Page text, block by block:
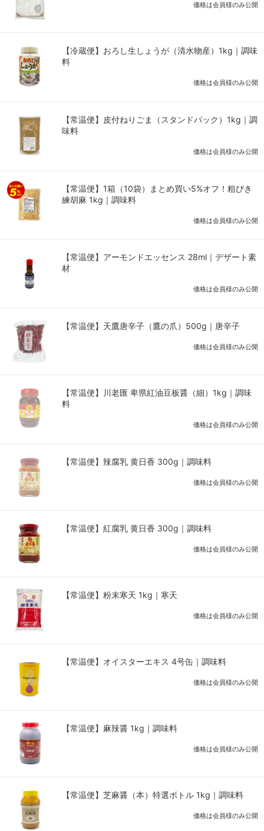
価格は会員様のみ公開
【冷蔵便】おろし生しょうが（清水物産）1kg｜調味
料
価格は会員様のみ公開
【常温便】皮付ねりごま（スタンドパック）1kg｜調
味料
価格は会員様のみ公開
【常温便】1箱（10袋）まとめ買い5%オフ！粗びき
練胡麻 1kg｜調味料
価格は会員様のみ公開
【常温便】アーモンドエッセンス 28ml｜デザート素
材
価格は会員様のみ公開
【常温便】天鷹唐辛子（鷹の爪）500g｜唐辛子
価格は会員様のみ公開
【常温便】川老匯 卑県紅油豆板醤（細）1kg｜調味
料
価格は会員様のみ公開
【常温便】辣腐乳 黄日香 300g｜調味料
価格は会員様のみ公開
【常温便】紅腐乳 黄日香 300g｜調味料
価格は会員様のみ公開
【常温便】粉末寒天 1kg｜寒天
価格は会員様のみ公開
【常温便】オイスターエキス 4号缶｜調味料
価格は会員様のみ公開
【常温便】麻辣醤 1kg｜調味料
価格は会員様のみ公開
【常温便】芝麻醤（本）特選ボトル 1kg｜調味料
価格は会員様のみ公開